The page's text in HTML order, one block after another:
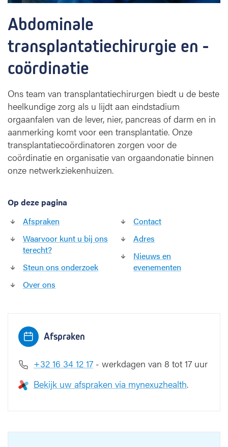
a
n
i
e
c
h
i
r
e
n
-
c
o
e
Abdominale
transplantatiechirurgie en -
coördinatie
Ons team van transplantatiechirurgen biedt u de beste
heelkundige zorg als u lijdt aan eindstadium
orgaanfalen van de lever, nier, pancreas of darm en in
aanmerking komt voor een transplantatie. Onze
transplantatiecoördinatoren zorgen voor de
coördinatie en organisatie van orgaandonatie binnen
onze netwerkziekenhuizen.
Op deze pagina
Afspraken
Waarvoor kunt u bij ons
terecht?
Steun ons onderzoek
Over ons
Contact
Adres
Nieuws en
evenementen
Afspraken
+32 16 34 12 17 - werkdagen van 8 tot 17 uur
Bekijk uw afspraken via mynexuzhealth.